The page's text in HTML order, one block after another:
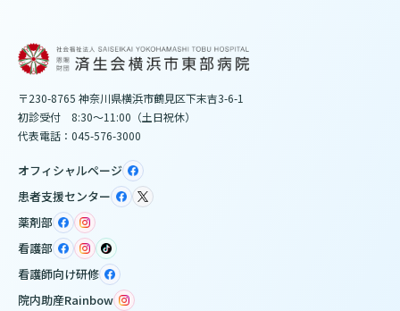
〒230-8765 神奈川県横浜市鶴見区下末吉3-6-1
初診受付 8:30～11:00（土日祝休）
代表電話：045-576-3000
オフィシャルページ
患者支援センター
薬剤部
看護部
看護師向け研修
院内助産Rainbow